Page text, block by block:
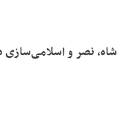
شاه، نصر و اسلامی‌سازی